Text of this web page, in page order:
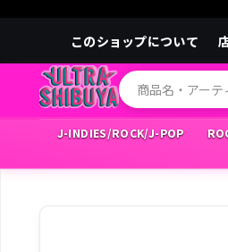
このショップについて
J-INDIES/ROCK/J-POP